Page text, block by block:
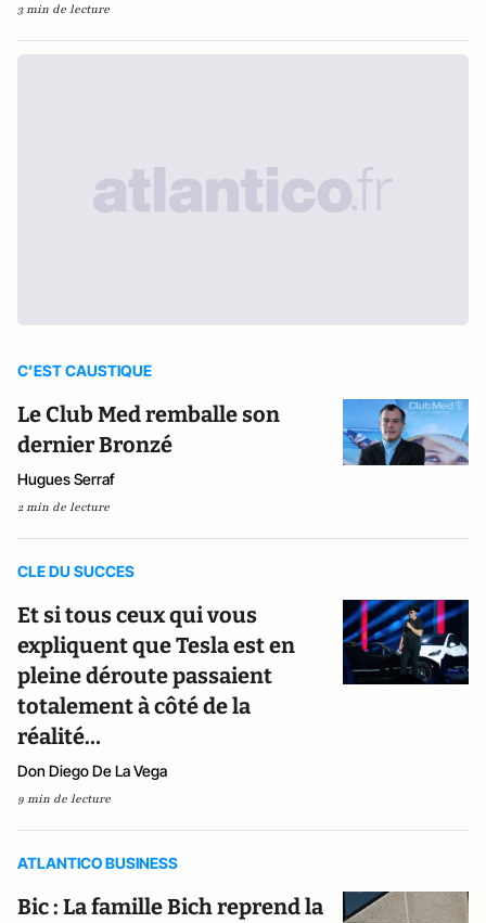
3 min de lecture
C’EST CAUSTIQUE
Le Club Med remballe son
dernier Bronzé
Hugues Serraf
2 min de lecture
CLE DU SUCCES
Et si tous ceux qui vous
expliquent que Tesla est en
pleine déroute passaient
totalement à côté de la
réalité…
Don Diego De La Vega
9 min de lecture
ATLANTICO BUSINESS
Bic : La famille Bich reprend la